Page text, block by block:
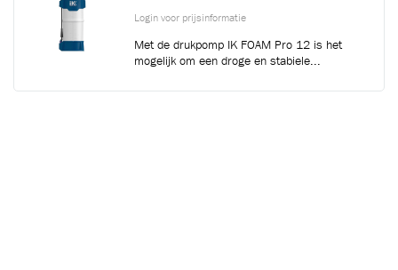
Login voor prijsinformatie
Met de drukpomp IK FOAM Pro 12 is het
mogelijk om een droge en stabiele...